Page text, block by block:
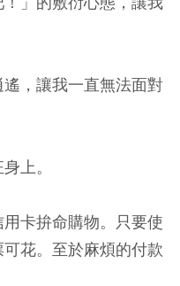
，讓我一直無法面對
上。
卡拚命購物。只要使
花。至於麻煩的付款